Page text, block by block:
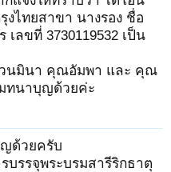
ไทยสาขา นางรอง ชื่อ
ลขที่ 3730119532 เป็น
นมินา คุณอัมพา และ คุณ
ทนาบุญด้วยค่ะ
ด้วยครับ
รรจุพระบรมสารีริกธาตุ